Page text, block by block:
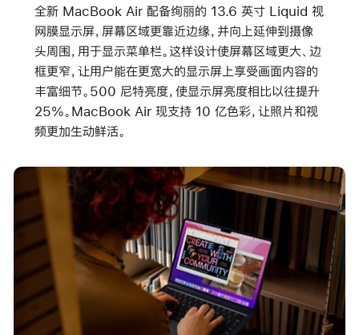
全新 MacBook Air 配备绚丽的 13.6 英寸 Liquid 视
网膜显示屏，屏幕区域更靠近边缘，并向上延伸到摄像
头周围，用于显示菜单栏。这样设计使屏幕区域更大、边
框更窄，让用户能在更宽大的显示屏上享受画面内容的
丰富细节。500 尼特亮度，使显示屏亮度相比以往提升
25%。MacBook Air 现支持 10 亿色彩，让照片和视
频更加生动鲜活。